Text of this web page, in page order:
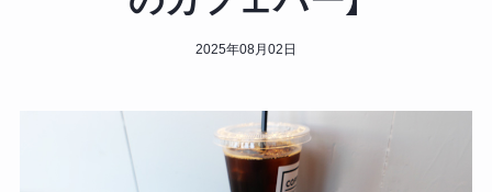
2025年08月02日